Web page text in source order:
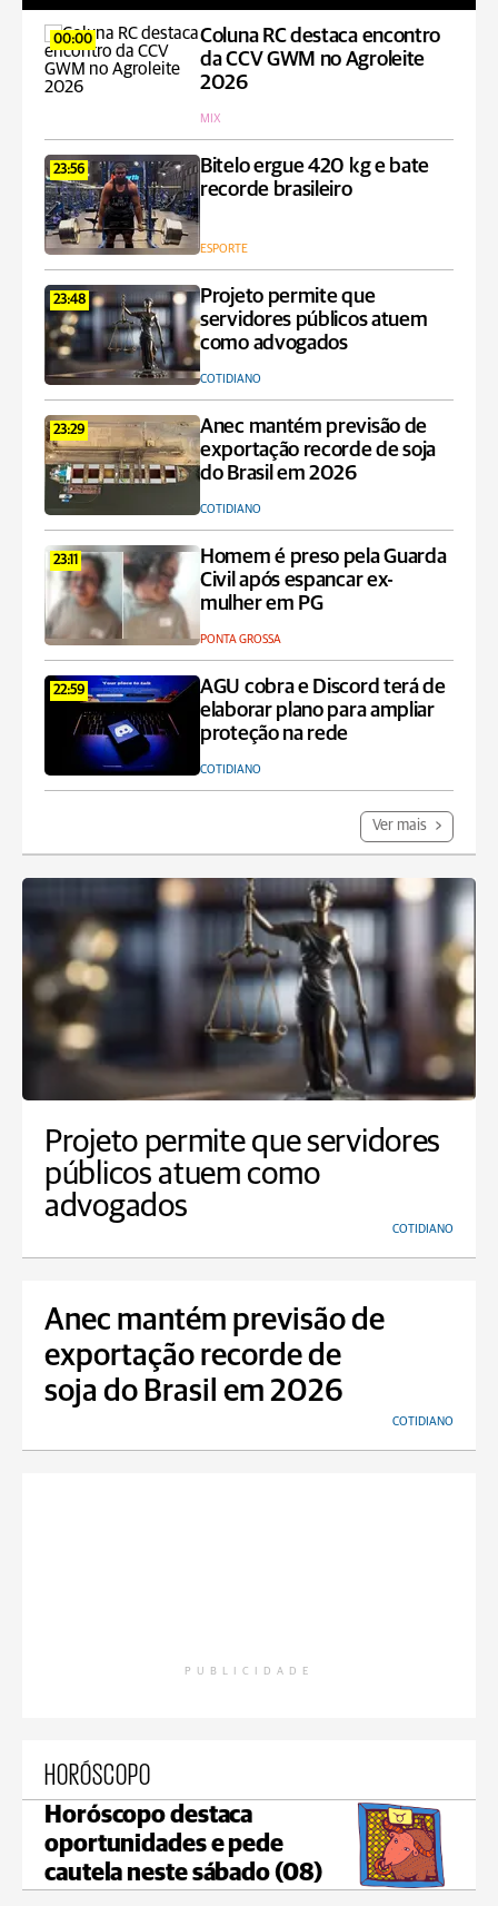
00:00
Coluna RC destaca encontro
da CCV GWM no Agroleite
2026
MIX
23:56
Bitelo ergue 420 kg e bate
recorde brasileiro
ESPORTE
23:48
Projeto permite que
servidores públicos atuem
como advogados
COTIDIANO
23:29
Anec mantém previsão de
exportação recorde de soja
do Brasil em 2026
COTIDIANO
23:11
Homem é preso pela Guarda
Civil após espancar ex-
mulher em PG
PONTA GROSSA
22:59
AGU cobra e Discord terá de
elaborar plano para ampliar
proteção na rede
COTIDIANO
Ver mais
Projeto permite que servidores
públicos atuem como
advogados
COTIDIANO
Anec mantém previsão de
exportação recorde de
soja do Brasil em 2026
COTIDIANO
PUBLICIDADE
HORÓSCOPO
Horóscopo destaca
oportunidades e pede
cautela neste sábado (08)